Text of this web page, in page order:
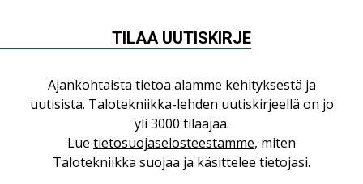
Sähköistyminen kasvaa voimakkaasti:
erilliset teknologiat tuodaan yhteen”
AJANKOHTAISTA,TILAAJILLE
Puutteellinen eristys lisää lämpöhäviöitä
LEHDEN ARTIKKELIT
TILAA UUTISKIRJE
Ajankohtaista tietoa alamme kehityksestä ja
uutisista. Talotekniikka-lehden uutiskirjeellä on jo
yli 3000 tilaajaa.
Lue tietosuojaselosteestamme, miten
Talotekniikka suojaa ja käsittelee tietojasi.